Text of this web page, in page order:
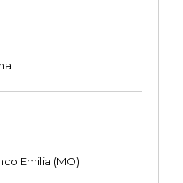
Emilia (MO)